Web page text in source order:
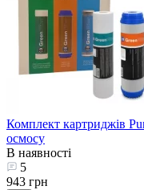
Комплект картриджів
осмосу
В наявності
5
943 грн